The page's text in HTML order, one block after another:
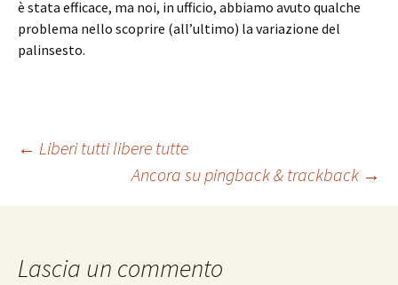
è stata efficace, ma noi, in ufficio, abbiamo avuto qualche
problema nello scoprire (all’ultimo) la variazione del
palinsesto.
Navigazione
articolo
← Liberi tutti libere tutte
Ancora su pingback & trackback →
Lascia un commento